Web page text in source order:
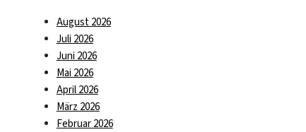
August 2026
Juli 2026
Juni 2026
Mai 2026
April 2026
März 2026
Februar 2026